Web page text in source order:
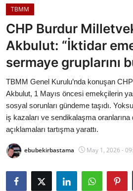
Cumhurbaşkanlığı
Bakanlıklar
Siyasi Partiler
Mülki İdare
Toplum ve Yaşam
Sivil Toplum Kuruluşları
Kamu Kurumları ve Üst Kurullar
Resmi Reklamlar
TBMM
CHP Burdur
Akbulut: “İktidar
sermaye gruplarını
TBMM Genel Kurulu’nda konuşan
Akbulut, 1 Mayıs öncesi emekçilerin
sosyal sorunları gündeme taşıdı.
iş kazaları ve sendikalaşma
açıklamaları tartışma yarattı.
ebubekirbastama May 1, 2026 -